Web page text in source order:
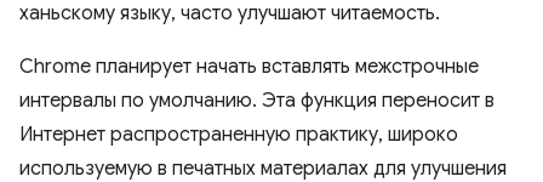
ханьскому языку, часто улучшают читаемость.
Chrome планирует начать вставлять межстрочные
интервалы по умолчанию. Эта функция переносит в
Интернет распространенную практику, широко
используемую в печатных материалах для улучшения